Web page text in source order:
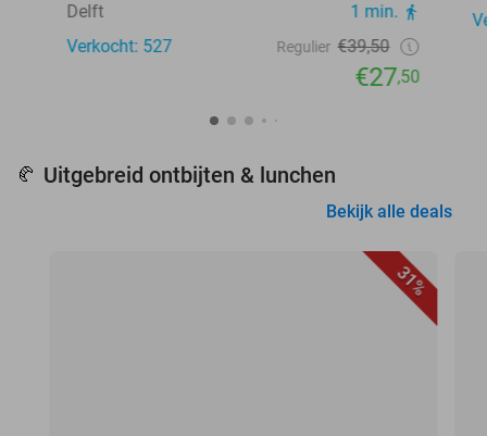
Delft
1 min.
Verkocht: 527
Regulier €39,50
€27,50
🥐 Uitgebreid ontbijten & lunchen
Bekijk alle deals
31%